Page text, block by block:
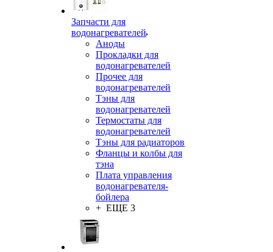
Запчасти для
водонагревателей
Аноды
Прокладки для
водонагревателей
Прочее для
водонагревателей
Тэны для
водонагревателей
Термостаты для
водонагревателей
Тэны для радиаторов
Фланцы и колбы для
тэна
Плата управления
водонагревателя-
бойлера
+ ЕЩЕ 3